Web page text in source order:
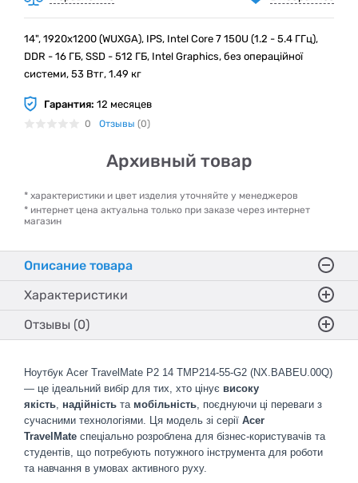
14", 1920x1200 (WUXGA), IPS, Intel Core 7 150U (1.2 - 5.4 ГГц),
DDR - 16 ГБ, SSD - 512 ГБ, Intel Graphics, без операційної
системи, 53 Втг, 1.49 кг
Гарантия: 12 месяцев
0 Отзывы (0)
Архивный товар
* характеристики и цвет изделия уточняйте у менеджеров
* интернет цена актуальна только при заказе через интернет
магазин
Описание товара
Характеристики
Отзывы (0)
Ноутбук Acer TravelMate P2 14 TMP214-55-G2 (NX.BABEU.00Q)
— це ідеальний вибір для тих, хто цінує високу
якість, надійність та мобільність, поєднуючи ці переваги з
сучасними технологіями. Ця модель зі серії Acer
TravelMate спеціально розроблена для бізнес-користувачів та
студентів, що потребують потужного інструмента для роботи
та навчання в умовах активного руху.